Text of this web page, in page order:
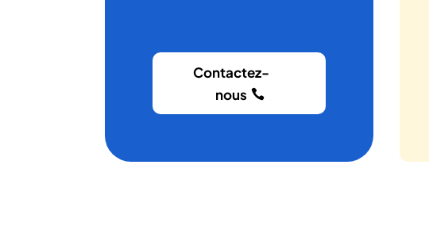
Contactez-
nous